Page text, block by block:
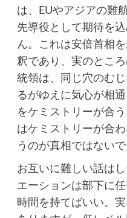
は、EUやアジアの難
先導役として期待を
ん。これは安倍首相
釈であり、実のとこ
統領は、同じ穴のむ
るがゆえに気心が相
をケミストリーが合
はケミストリーが合
うのが真相ではないで
お互いに難しい話は
エーションは部下に
時間を持てばいい。